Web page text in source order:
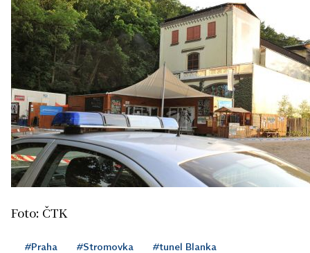
Foto: ČTK
#Praha #Stromovka #tunel Blanka